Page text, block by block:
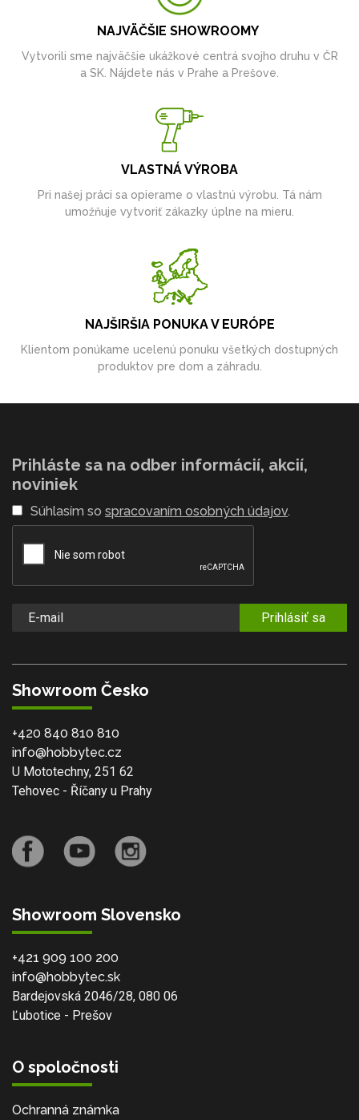
NAJVÄČŠIE SHOWROOMY
Vytvorili sme najväčšie ukážkové centrá svojho druhu v ČR
a SK. Nájdete nás v Prahe a Prešove.
VLASTNÁ VÝROBA
Pri našej práci sa opierame o vlastnú výrobu. Tá nám
umožňuje vytvoriť zákazky úplne na mieru.
NAJŠIRŠIA PONUKA V EURÓPE
Klientom ponúkame ucelenú ponuku všetkých dostupných
produktov pre dom a záhradu.
Prihláste sa na odber informácií, akcií,
noviniek
Súhlasím so spracovaním osobných údajov.
Prihlásiť sa
Showroom Česko
+420 840 810 810
info@hobbytec.cz
U Mototechny, 251 62
Tehovec - Říčany u Prahy
Showroom Slovensko
+421 909 100 200
info@hobbytec.sk
Bardejovská 2046/28, 080 06
Ľubotice - Prešov
O spoločnosti
Ochranná známka